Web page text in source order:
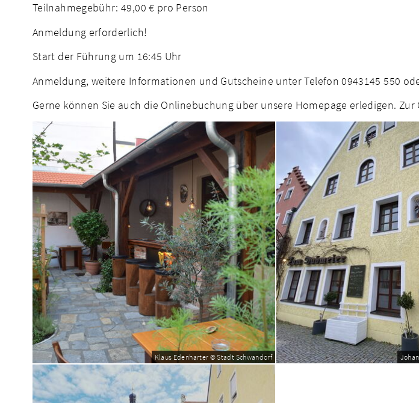
Teilnahmegebühr: 49,00 € pro Person
Anmeldung erforderlich!
Start der Führung um 16:45 Uhr
Anmeldung, weitere Informationen und Gutscheine unter Telefon 0943145 550
Gerne können Sie auch die Onlinebuchung über unsere Homepage erledigen.
Klaus Edenharter © Stadt Schwandorf